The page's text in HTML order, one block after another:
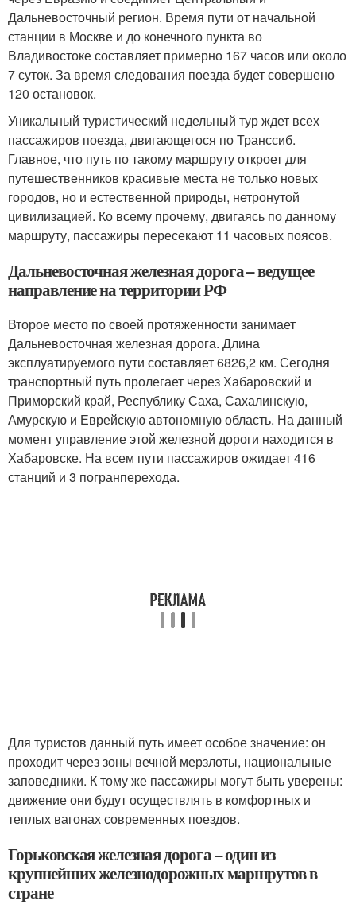
Дальневосточный регион. Время пути от начальной
станции в Москве и до конечного пункта во
Владивостоке составляет примерно 167 часов или около
7 суток. За время следования поезда будет совершено
120 остановок.
Уникальный туристический недельный тур ждет всех
пассажиров поезда, двигающегося по Транссиб.
Главное, что путь по такому маршруту откроет для
путешественников красивые места не только новых
городов, но и естественной природы, нетронутой
цивилизацией. Ко всему прочему, двигаясь по данному
маршруту, пассажиры пересекают 11 часовых поясов.
Дальневосточная железная дорога – ведущее
направление на территории РФ
Второе место по своей протяженности занимает
Дальневосточная железная дорога. Длина
эксплуатируемого пути составляет 6826,2 км. Сегодня
транспортный путь пролегает через Хабаровский и
Приморский край, Республику Саха, Сахалинскую,
Амурскую и Еврейскую автономную область. На данный
момент управление этой железной дороги находится в
Хабаровске. На всем пути пассажиров ожидает 416
станций и 3 погранперехода.
Для туристов данный путь имеет особое значение: он
проходит через зоны вечной мерзлоты, национальные
заповедники. К тому же пассажиры могут быть уверены:
движение они будут осуществлять в комфортных и
теплых вагонах современных поездов.
Горьковская железная дорога – один из
крупнейших железнодорожных маршрутов в
стране